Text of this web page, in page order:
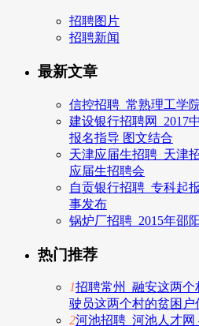
招聘图片
招聘新闻
最新文章
信控招聘_常熟理工学
建设银行招聘网_2017
报名指导 图文结合
天津应届生招聘_天津
应届生招聘会
自贡银行招聘_专科起
事发布
锅炉厂招聘_2015年邵
热门推荐
1招聘常州_融安这两
驶员这两个村的贫困户
2河池招聘_河池人才网